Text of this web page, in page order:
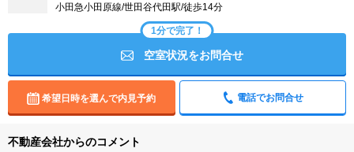
小田急小田原線/世田谷代田駅/徒歩14分
1分で完了！
空室状況をお問合せ
希望日時を選んで内見予約 電話でお問合せ
不動産会社からのコメント